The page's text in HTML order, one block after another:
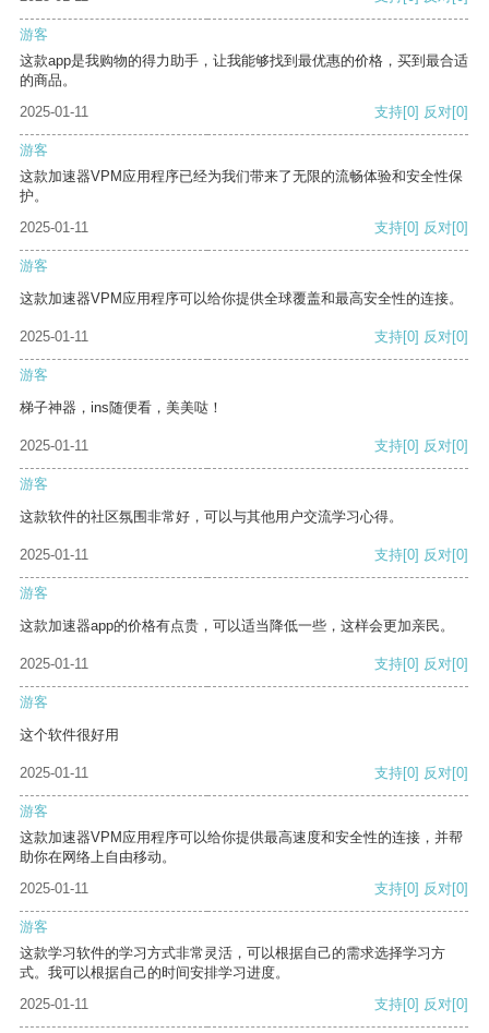
游客
这款app是我购物的得力助手，让我能够找到最优惠的价格，买到最合适
的商品。
2025-01-11
支持[0] 反对[0]
游客
这款加速器VPM应用程序已经为我们带来了无限的流畅体验和安全性保
护。
2025-01-11
支持[0] 反对[0]
游客
这款加速器VPM应用程序可以给你提供全球覆盖和最高安全性的连接。
2025-01-11 支持[0] 反对[0]
游客
梯子神器，ins随便看，美美哒！
2025-01-11 支持[0] 反对[0]
游客
这款软件的社区氛围非常好，可以与其他用户交流学习心得。
2025-01-11 支持[0] 反对[0]
游客
这款加速器app的价格有点贵，可以适当降低一些，这样会更加亲民。
2025-01-11 支持[0] 反对[0]
游客
这个软件很好用
2025-01-11 支持[0] 反对[0]
游客
这款加速器VPM应用程序可以给你提供最高速度和安全性的连接，并帮
助你在网络上自由移动。
2025-01-11
支持[0] 反对[0]
游客
这款学习软件的学习方式非常灵活，可以根据自己的需求选择学习方
式。我可以根据自己的时间安排学习进度。
2025-01-11
支持[0] 反对[0]